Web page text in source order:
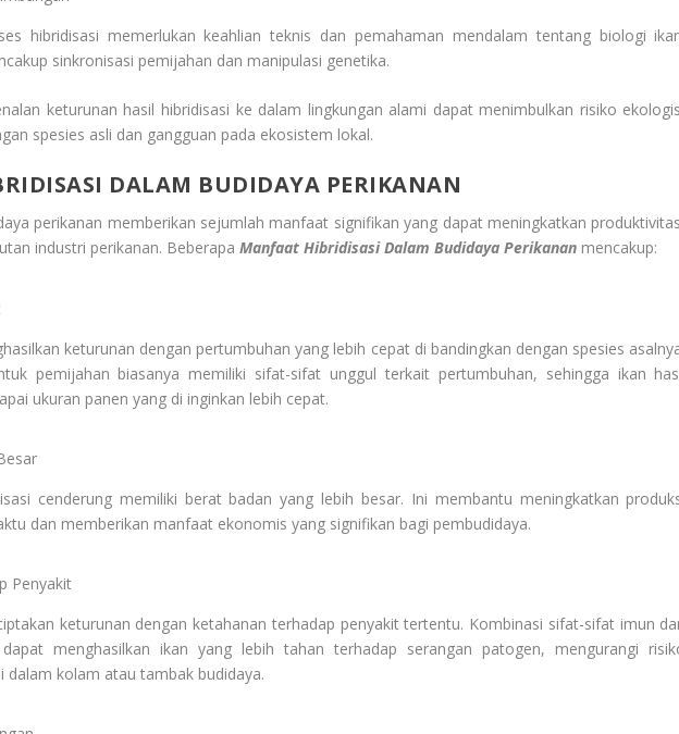
hibridisasi memerlukan keahlian teknis dan pemahaman mendalam tentang biologi
sinkronisasi pemijahan dan manipulasi genetika.
keturunan hasil hibridisasi ke dalam lingkungan alami dapat menimbulkan risiko
spesies asli dan gangguan pada ekosistem lokal.
DALAM BUDIDAYA PERIKANAN
perikanan memberikan sejumlah manfaat signifikan yang dapat meningkatkan
industri perikanan. BeberapaManfaat Hibridisasi Dalam Budidaya Perikanan mencakup:
keturunan dengan pertumbuhan yang lebih cepat di bandingkan dengan spesies
pemijahan biasanya memiliki sifat-sifat unggul terkait pertumbuhan, sehingga ikan
ukuran panen yang di inginkan lebih cepat.
cenderung memiliki berat badan yang lebih besar. Ini membantu meningkatkan
dan memberikan manfaat ekonomis yang signifikan bagi pembudidaya.
Penyakit
keturunan dengan ketahanan terhadap penyakit tertentu. Kombinasi sifat-sifat imun
menghasilkan ikan yang lebih tahan terhadap serangan patogen, mengurangi
dalam kolam atau tambak budidaya.